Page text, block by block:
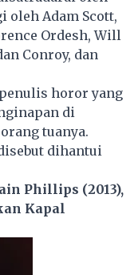
oleh Adam Scott,
Ordesh, Will
Conroy, dan
horor yang
di
tuanya.
dihantui
Phillips (2013),
Kapal